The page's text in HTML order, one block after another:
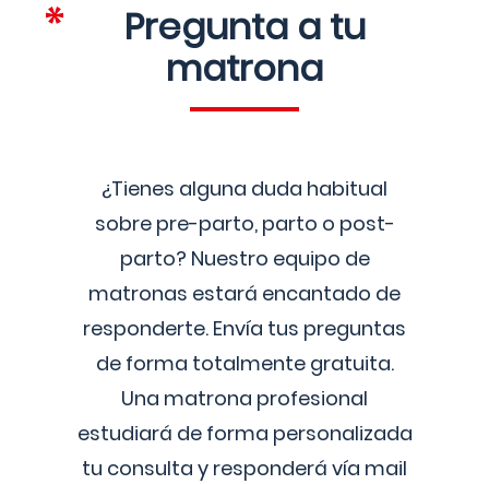
Pregunta a tu
matrona
¿Tienes alguna duda habitual
sobre pre-parto, parto o post-
parto? Nuestro equipo de
matronas estará encantado de
responderte. Envía tus preguntas
de forma totalmente gratuita.
Una matrona profesional
estudiará de forma personalizada
tu consulta y responderá vía mail